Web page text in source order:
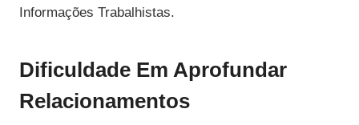
Informações Trabalhistas.
Dificuldade Em Aprofundar
Relacionamentos